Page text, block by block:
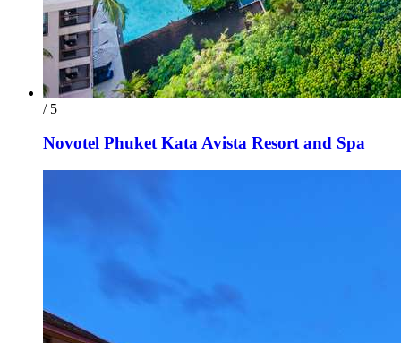
/ 5
Novotel Phuket Kata Avista Resort and Spa